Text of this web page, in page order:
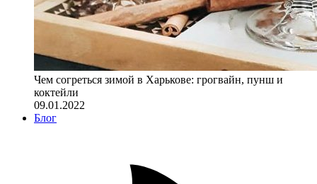
Чем согреться зимой в Харькове: грогвайн, пунш и
коктейли
09.01.2022
Блог